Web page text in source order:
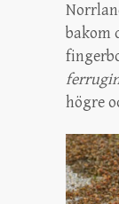
bakom
högre